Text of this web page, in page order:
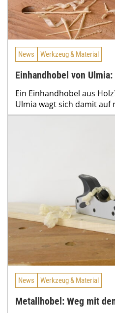
News Werkzeug & Material
Einhandhobel von
Ein Einhandhobel aus
Ulmia wagt sich damit auf
News Werkzeug & Material
Metallhobel: Weg mit